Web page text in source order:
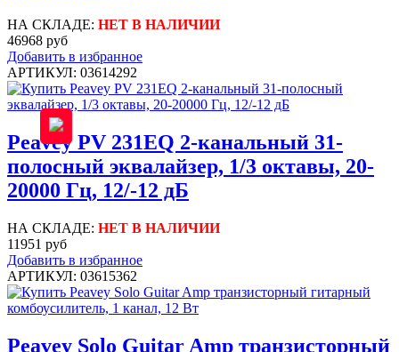
НА СКЛАДЕ: НЕТ В НАЛИЧИИ
46968 руб
Добавить в избранное
АРТИКУЛ: 03614292
Peavey PV 231EQ 2-канальный 31-
полосный эквалайзер, 1/3 октавы, 20-
20000 Гц, 12/-12 дБ
НА СКЛАДЕ: НЕТ В НАЛИЧИИ
11951 руб
Добавить в избранное
АРТИКУЛ: 03615362
Peavey Solo Guitar Amp транзисторный